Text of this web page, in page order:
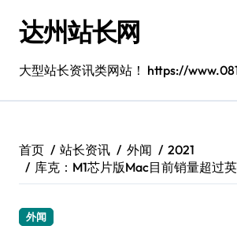
达州站长网
大型站长资讯类网站！ https://
首页 站长资讯 外闻
2021
库克：M1芯片版Mac目前销量超过
外闻